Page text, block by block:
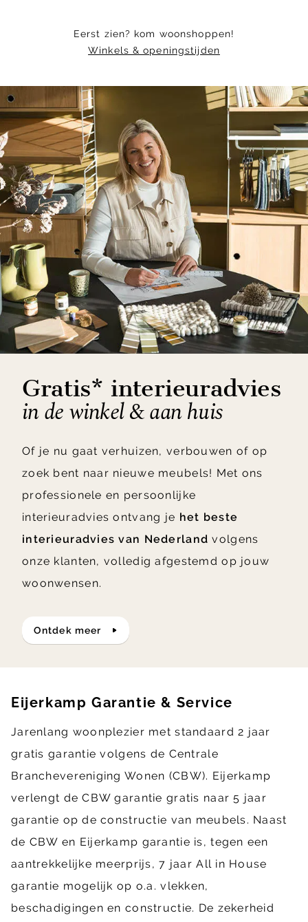
Eerst zien? kom woonshoppen!
Winkels & openingstijden
Gratis* interieuradvies
in de winkel & aan huis
Of je nu gaat verhuizen, verbouwen of op
zoek bent naar nieuwe meubels! Met ons
professionele en persoonlijke
interieuradvies ontvang je het beste
interieuradvies van Nederland volgens
onze klanten, volledig afgestemd op jouw
woonwensen.
ontdek meer
Eijerkamp Garantie & Service
Jarenlang woonplezier met standaard 2 jaar
gratis garantie volgens de Centrale
Branchevereniging Wonen (CBW). Eijerkamp
verlengt de CBW garantie gratis naar 5 jaar
garantie op de constructie van meubels. Naast
de CBW en Eijerkamp garantie is, tegen een
aantrekkelijke meerprijs, 7 jaar All in House
garantie mogelijk op o.a. vlekken,
beschadigingen en constructie. De zekerheid